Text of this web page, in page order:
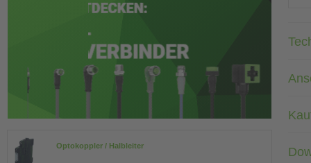
Optokoppler / Halbleiter